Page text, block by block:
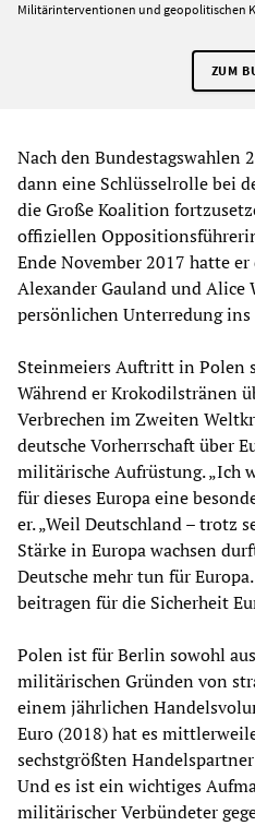
Militärinterventionen und geopolitischen
ZUM
Nach den Bundestagswahlen
dann eine Schlüsselrolle bei
die Große Koalition
offiziellen
Ende November 2017 hatte
Alexander Gauland und Alice
persönlichen Unterredung ins
Steinmeiers Auftritt in Polen
Während er Krokodilstränen
Verbrechen im Zweiten
deutsche Vorherrschaft über
militärische Aufrüstung. „Ich
für dieses Europa eine
er. „Weil Deutschland – trotz
Stärke in Europa wachsen
Deutsche mehr tun für
beitragen für die Sicherheit
Polen ist für Berlin sowohl
militärischen Gründen von
einem jährlichen
Euro (2018) hat es
sechstgrößten
Und es ist ein wichtiges
militärischer Verbündeter